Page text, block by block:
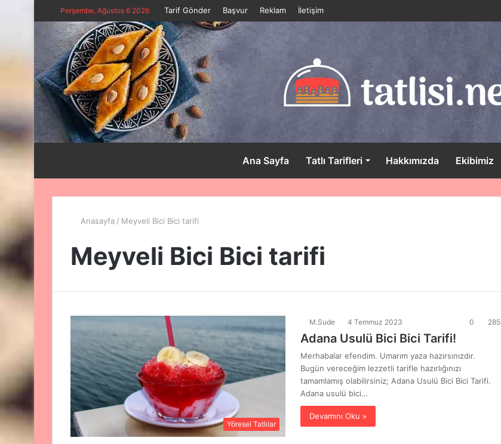
Perşembe, Ağustos 6 2026 Tarif Gönder Başvur Reklam İletişim
Ana Sayfa Tatlı Tarifleri Hakkımızda Ekibimiz
Anasayfa / Meyveli Bici Bici tarifi
Meyveli Bici Bici tarifi
Yöresel Tatlılar
M.Sude 4 Temmuz 2023 0 285
Adana Usulü Bici Bici Tarifi!
Merhabalar efendim. Umarım yaza hazırsınızdır.
Bugün vereceğim lezzetli tarifle hazırlığınızı
tamamlamış olabilirsiniz; Adana Usulü Bici Bici Tarifi.
Adana usulü bici…
Devamını Oku »